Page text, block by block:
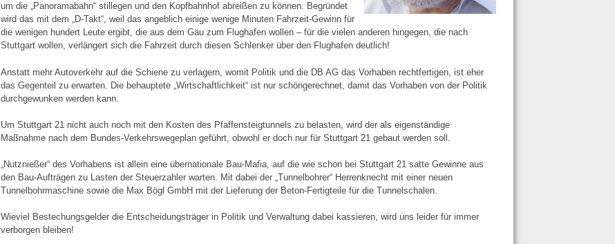
um die „Panoramabahn“ stillegen und den Kopfbahnhof abreißen zu können. Begründet
wird das mit dem „D-Takt“, weil das angeblich einige wenige Minuten Fahrzeit-Gewinn für
die wenigen hundert Leute ergibt, die aus dem Gäu zum Flughafen wollen – für die vielen anderen hingegen, die nach
Stuttgart wollen, verlängert sich die Fahrzeit durch diesen Schlenker über den Flughafen deutlich!
Anstatt mehr Autoverkehr auf die Schiene zu verlagern, womit Politik und die DB AG das Vorhaben rechtfertigen, ist eher
das Gegenteil zu erwarten. Die behauptete „Wirtschaftlichkeit“ ist nur schöngerechnet, damit das Vorhaben von der Politik
durchgewunken werden kann.
Um Stuttgart 21 nicht auch noch mit den Kosten des Pfaffensteigtunnels zu belasten, wird der als eigenständige
Maßnahme nach dem Bundes-Verkehrswegeplan geführt, obwohl er doch nur für Stuttgart 21 gebaut werden soll.
„Nutznießer“ des Vorhabens ist allein eine übernationale Bau-Mafia, auf die wie schon bei Stuttgart 21 satte Gewinne aus
den Bau-Aufträgen zu Lasten der Steuerzahler warten. Mit dabei der „Tunnelbohrer“ Herrenknecht mit einer neuen
Tunnelbohrmaschine sowie die Max Bögl GmbH mit der Lieferung der Beton-Fertigteile für die Tunnelschalen.
Wieviel Bestechungsgelder die Entscheidungsträger in Politik und Verwaltung dabei kassieren, wird uns leider für immer
verborgen bleiben!